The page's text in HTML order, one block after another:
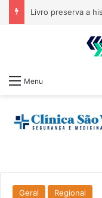
Menu
Geral Regional